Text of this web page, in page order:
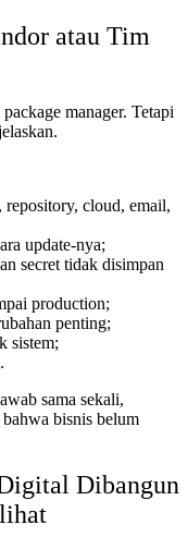
atau Tim
manager. Tetapi
repository, cloud, email,
update-nya;
secret tidak disimpan
production;
penting;
sistem;
sama sekali,
bisnis belum
Dibangun